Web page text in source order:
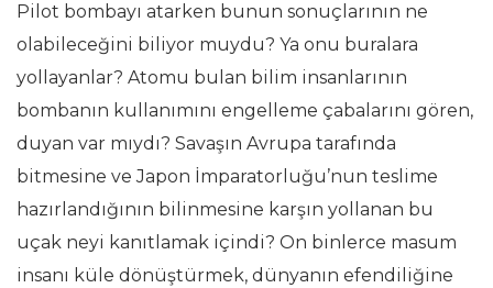
Pilot bombayı atarken bunun sonuçlarının ne
olabileceğini biliyor muydu? Ya onu buralara
yollayanlar? Atomu bulan bilim insanlarının
bombanın kullanımını engelleme çabalarını gören,
duyan var mıydı? Savaşın Avrupa tarafında
bitmesine ve Japon İmparatorluğu’nun teslime
hazırlandığının bilinmesine karşın yollanan bu
uçak neyi kanıtlamak içindi? On binlerce masum
insanı küle dönüştürmek, dünyanın efendiliğine